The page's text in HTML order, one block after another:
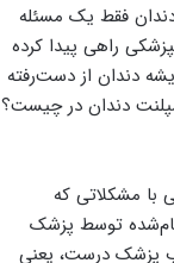
فقط یک مسئله
راهی پیدا کرده
دندان از دست‌رفته
دندان در چیست؟
با مشکلاتی که
توسط پزشک
پزشک درست، یعنی